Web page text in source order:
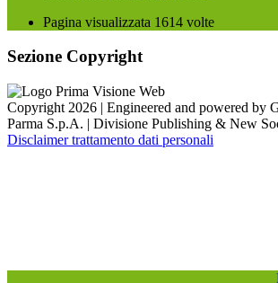
Pagina visualizzata 1614 volte
Sezione Copyright
Copyright 2026 | Engineered and powered by
Parma S.p.A. | Divisione Publishing & New
Disclaimer trattamento dati personali